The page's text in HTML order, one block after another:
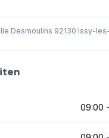
Desmoulins 92130 Issy-
09:00